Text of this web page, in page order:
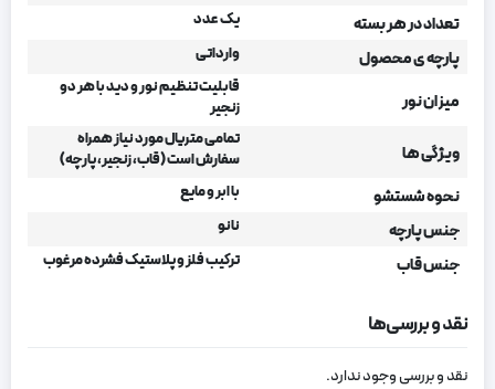
تعداد در هر بسته یک عدد
پارچه ی محصول وارداتی
میزان نور
قابلیت تنظیم نور و دید با هر دو
زنجیر
ویژگی ها
تمامی متریال مورد نیاز همراه
سفارش است (قاب، زنجیر، پارچه)
نحوه شستشو با ابر و مایع
جنس پارچه نانو
جنس قاب ترکیب فلز و پلاستیک فشرده مرغوب
نقد و بررسی‌ها
نقد و بررسی وجود ندارد.